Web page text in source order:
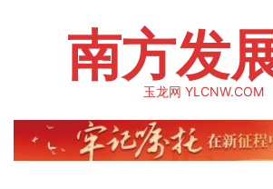
南方发
玉龙网 YLCNW.COM